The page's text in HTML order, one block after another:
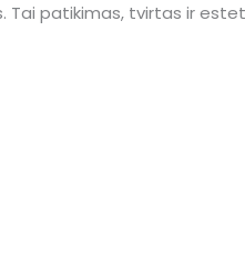
Tai patikimas, tvirtas ir